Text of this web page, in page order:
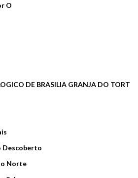
O
DE BRASILIA GRANJA DO TORT
Descoberto
Norte